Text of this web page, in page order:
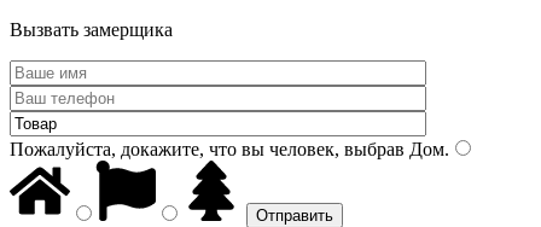
Вызвать замерщика
Пожалуйста, докажите, что вы человек, выбрав Дом.